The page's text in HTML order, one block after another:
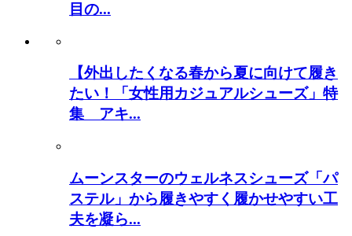
目の...
【外出したくなる春から夏に向けて履き
たい！「女性用カジュアルシューズ」特
集 アキ...
ムーンスターのウェルネスシューズ「パ
ステル」から履きやすく履かせやすい工
夫を凝ら...